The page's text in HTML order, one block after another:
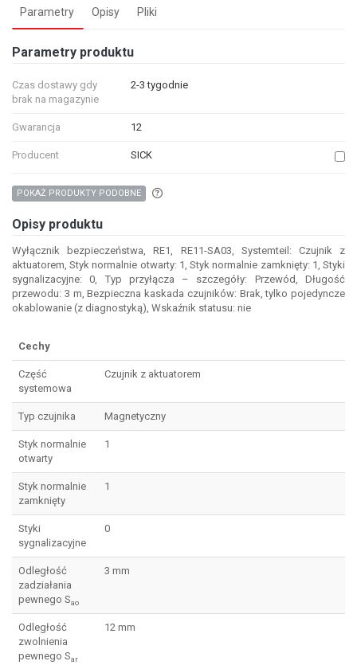
Parametry Opisy Pliki
Parametry produktu
Czas dostawy gdy
brak na magazynie
2-3 tygodnie
Gwarancja 12
Producent SICK
POKAŻ PRODUKTY PODOBNE
Opisy produktu
Wyłącznik bezpieczeństwa, RE1, RE11-SA03, Systemteil: Czujnik z
aktuatorem, Styk normalnie otwarty: 1, Styk normalnie zamknięty: 1, Styki
sygnalizacyjne: 0, Typ przyłącza – szczegóły: Przewód, Długość
przewodu: 3 m, Bezpieczna kaskada czujników: Brak, tylko pojedyncze
okablowanie (z diagnostyką), Wskaźnik statusu: nie
Cechy
Część
systemowa
Czujnik z aktuatorem
Typ czujnika Magnetyczny
Styk normalnie
otwarty
1
Styk normalnie
zamknięty
1
Styki
sygnalizacyjne
0
Odległość
zadziałania
pewnego Sao
3 mm
Odległość
zwolnienia
pewnego Sar
12 mm